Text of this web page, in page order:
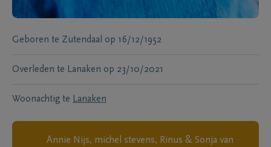
Geboren te Zutendaal op 16/12/1952
Overleden te Lanaken op 23/10/2021
Woonachtig te Lanaken
Annie Nijs, michel stevens, Rinus & Sonja van